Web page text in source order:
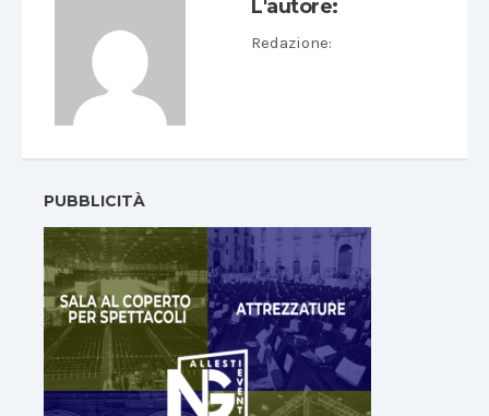
L'autore:
Redazione:
PUBBLICITÀ